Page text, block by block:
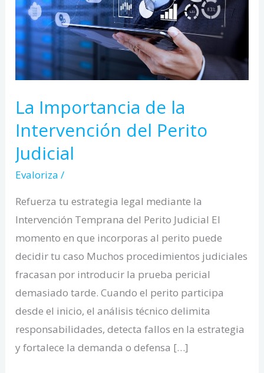
La Importancia de la
Intervención del Perito
Judicial
Evaloriza /
Refuerza tu estrategia legal mediante la
Intervención Temprana del Perito Judicial El
momento en que incorporas al perito puede
decidir tu caso Muchos procedimientos judiciales
fracasan por introducir la prueba pericial
demasiado tarde. Cuando el perito participa
desde el inicio, el análisis técnico delimita
responsabilidades, detecta fallos en la estrategia
y fortalece la demanda o defensa […]
la
Intervención
del
Perito
Judicial